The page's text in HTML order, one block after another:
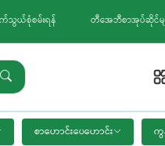
သွယ်စုံစမ်းရန် တီအေဘီစာအုပ်ဆိုင်မျ
စာဟောင်းပေဟောင်း ကွ